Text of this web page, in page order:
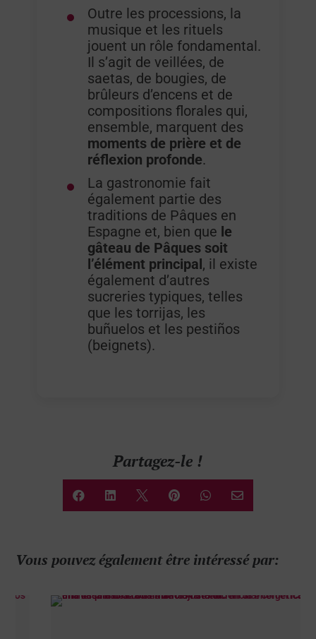
Outre les processions, la
musique et les rituels
jouent un rôle fondamental.
Il s’agit de veillées, de
saetas, de bougies, de
brûleurs d’encens et de
compositions florales qui,
ensemble, marquent des
moments de prière et de
réflexion profonde.
La gastronomie fait
également partie des
traditions de Pâques en
Espagne et, bien que le
gâteau de Pâques soit
l’élément principal , il existe
également d’autres
sucreries typiques, telles
que les torrijas, les
buñuelos et les pestiños
(beignets).
Partagez-le !
     
Vous pouvez également être intéressé par: